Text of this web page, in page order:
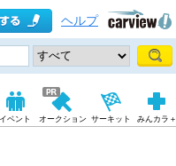
ヘルプ
イベント オークション サーキット みんカラ＋